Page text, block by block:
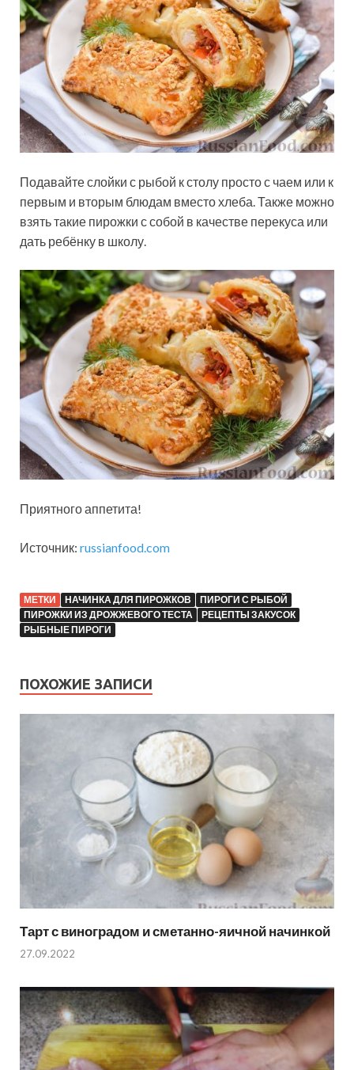
Подавайте слойки с рыбой к столу просто с чаем или к
первым и вторым блюдам вместо хлеба. Также можно
взять такие пирожки с собой в качестве перекуса или
дать ребёнку в школу.
Приятного аппетита!
Источник: russianfood.com
МЕТКИ НАЧИНКА ДЛЯ ПИРОЖКОВ
ПИРОГИ С РЫБОЙ
ПИРОЖКИ ИЗ ДРОЖЖЕВОГО ТЕСТА
РЕЦЕПТЫ ЗАКУСОК
РЫБНЫЕ ПИРОГИ
ПОХОЖИЕ ЗАПИСИ
Тарт с виноградом и сметанно-яичной начинкой
27.09.2022